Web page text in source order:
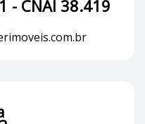
- CNAI 38.419